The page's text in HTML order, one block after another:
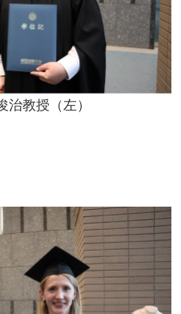
教授（左）